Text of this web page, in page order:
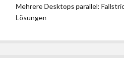
Mehrere Desktops parallel:
Lösungen